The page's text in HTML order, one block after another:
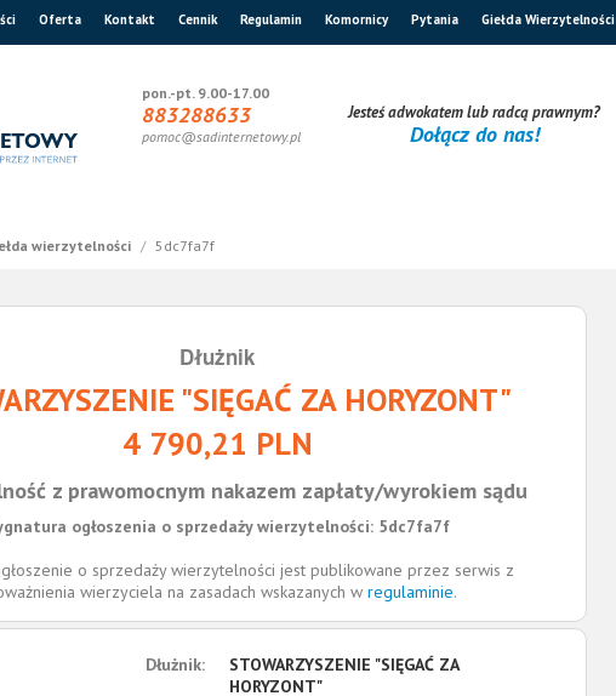
Oferta Kontakt Cennik Regulamin Komornicy Pytania Giełda Wierzytelności
pon.-pt. 9.00-17.00
883288633
pomoc@sadinternetowy.pl
Jesteś adwokatem lub radcą prawnym?
Dołącz do nas!
wierzytelności / 5dc7fa7f
Dłużnik
"SIĘGAĆ ZA HORYZONT"
4 790,21 PLN
z prawomocnym nakazem zapłaty/wyrokiem sądu
ogłoszenia o sprzedaży wierzytelności: 5dc7fa7f
o sprzedaży wierzytelności jest publikowane przez serwis z
wierzyciela na zasadach wskazanych w regulaminie.
Dłużnik:
STOWARZYSZENIE "SIĘGAĆ ZA
HORYZONT"